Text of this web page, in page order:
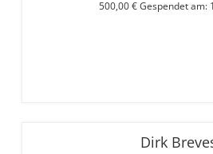
500,00 € Gespendet am:
Dirk